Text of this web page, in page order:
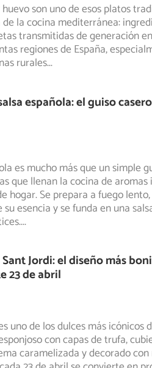
son uno de esos platos
la cocina mediterránea:
transmitidas de generación
regiones de España,
rurales...
española: el guiso
es mucho más que un simple
que llenan la cocina de
hogar. Se prepara a fuego
esencia y se funda en una
...
Jordi: el diseño más
23 de abril
uno de los dulces más icónicos
con capas de trufa,
caramelizada y decorado